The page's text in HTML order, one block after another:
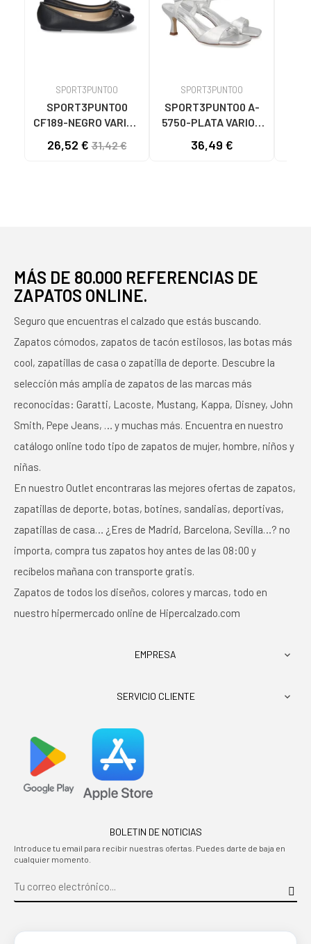
SPORT3PUNTO0
SPORT3PUNTO0
CF189-NEGRO VARIOS
26,52 €31,42 €
SPORT3PUNTO0
SPORT3PUNTO0 A-
5750-PLATA VARIOS
36,49 €
MÁS DE 80.000 REFERENCIAS DE
ZAPATOS ONLINE.
Seguro que encuentras el calzado que estás buscando.
Zapatos cómodos, zapatos de tacón estilosos, las botas más
cool, zapatillas de casa o zapatilla de deporte. Descubre la
selección más amplia de zapatos de las marcas más
reconocidas: Garatti, Lacoste, Mustang, Kappa, Disney, John
Smith, Pepe Jeans, … y muchas más. Encuentra en nuestro
catálogo online todo tipo de zapatos de mujer, hombre, niños y
niñas.
En nuestro Outlet encontraras las mejores ofertas de zapatos,
zapatillas de deporte, botas, botines, sandalias, deportivas,
zapatillas de casa… ¿Eres de Madrid, Barcelona, Sevilla…? no
importa, compra tus zapatos hoy antes de las 08:00 y
recíbelos mañana con transporte gratis.
Zapatos de todos los diseños, colores y marcas, todo en
nuestro hipermercado online de Hipercalzado.com
EMPRESA 
SERVICIO CLIENTE 
BOLETIN DE NOTICIAS
Introduce tu email para recibir nuestras ofertas. Puedes darte de baja en
cualquier momento.